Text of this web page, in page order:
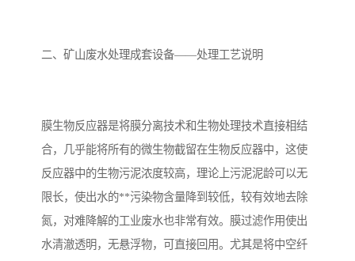
二、矿山废水处理成套设备——处理工艺说明
膜生物反应器是将膜分离技术和生物处理技术直接相结
合，几乎能将所有的微生物截留在生物反应器中，这使
反应器中的生物污泥浓度较高，理论上污泥泥龄可以无
限长，使出水的**污染物含量降到较低，较有效地去除
氮，对难降解的工业废水也非常有效。膜过滤作用使出
水清澈透明，无悬浮物，可直接回用。尤其是将中空纤
淀粉污水处理设备 塑料污水处理设备
净水设备反渗透 奶制品加工污水处理设备
喷漆污水处理设备 污水处理设备设备生产厂